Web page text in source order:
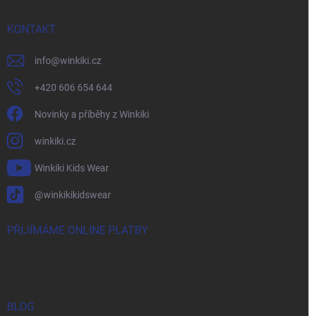
KONTAKT
info@winkiki.cz
+420 606 654 644
Novinky a příběhy z Winkiki
winkiki.cz
Winkiki Kids Wear
@winkikikidswear
PŘIJÍMÁME ONLINE PLATBY
BLOG